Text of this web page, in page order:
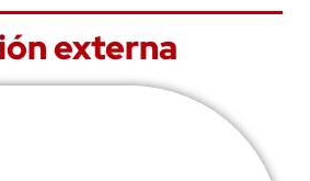
externa